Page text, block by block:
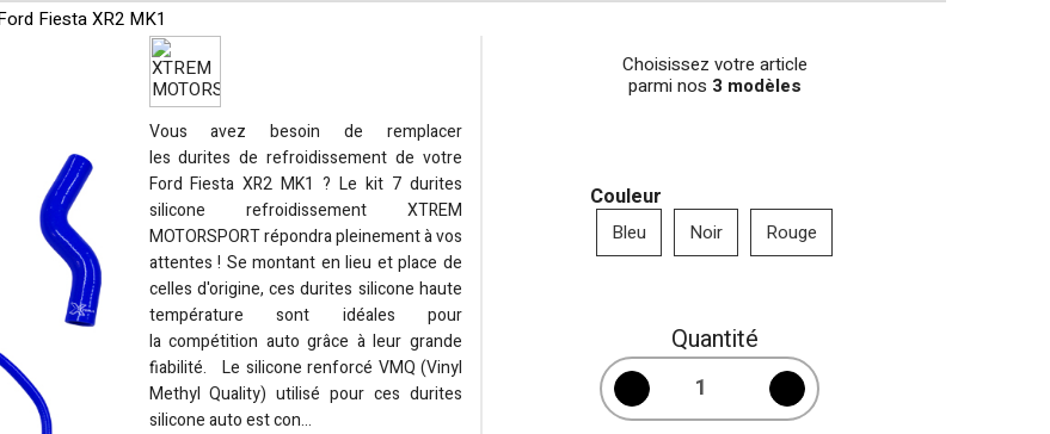
Fiesta XR2 MK1
Vous avez besoin de remplacer
les durites de refroidissement de votre
Ford Fiesta XR2 MK1 ? Le kit 7 durites
silicone refroidissement XTREM
MOTORSPORT répondra pleinement à vos
attentes ! Se montant en lieu et place de
celles d'origine, ces durites silicone haute
température sont idéales pour
la compétition auto grâce à leur grande
fiabilité. Le silicone renforcé VMQ (Vinyl
Methyl Quality) utilisé pour ces durites
silicone auto est con...
Choisissez votre article
parmi nos 3 modèles
Couleur
Bleu Noir Rouge
Quantité